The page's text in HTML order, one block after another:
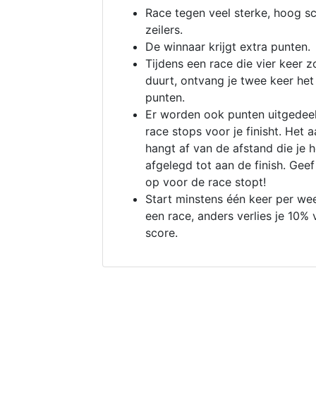
Race tegen veel sterke, hoog
zeilers.
De winnaar krijgt extra punten.
Tijdens een race die vier keer
duurt, ontvang je twee keer
punten.
Er worden ook punten
race stops voor je finisht. Het
hangt af van de afstand die je
afgelegd tot aan de finish.
op voor de race stopt!
Start minstens één keer per
een race, anders verlies je 10%
score.